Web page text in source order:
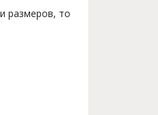
размеров, то